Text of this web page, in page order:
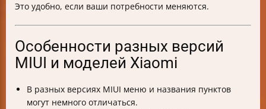
Это удобно, если ваши потребности меняются.
Особенности разных версий
MIUI и моделей Xiaomi
В разных версиях MIUI меню и названия пунктов
могут немного отличаться.